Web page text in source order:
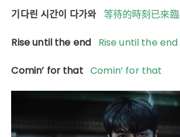
기다린 시간이 다가와 等待的時刻已來臨
Rise until the end Rise until the end
Comin’ for thatComin’ for that